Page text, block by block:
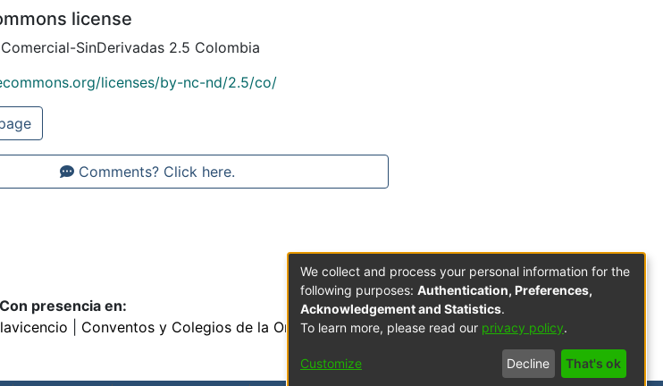
license
SinDerivadas 2.5 Colombia
licenses/by-nc-nd/2.5/co/
Comments? Click here.
Con presencia en:
Conventos y Colegios de la Orden de Predicadores
We collect and process your personal information for the
following purposes: Authentication, Preferences,
Acknowledgement and Statistics.
To learn more, please read our privacy policy.
Customize Decline That's ok